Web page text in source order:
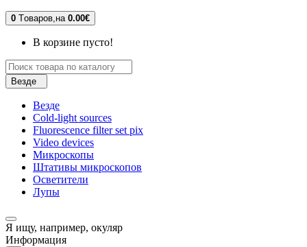
0 Tоваров, на 0.00€
В корзине пусто!
Везде
Везде
Cold-light sources
Fluorescence filter set pix
Video devices
Микроскопы
Штативы микроскопов
Осветители
Лупы
Я ищу, например, окуляр
Информация